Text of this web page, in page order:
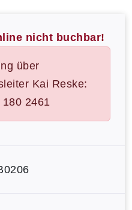
nicht buchbar!
über
Kai Reske:
2461